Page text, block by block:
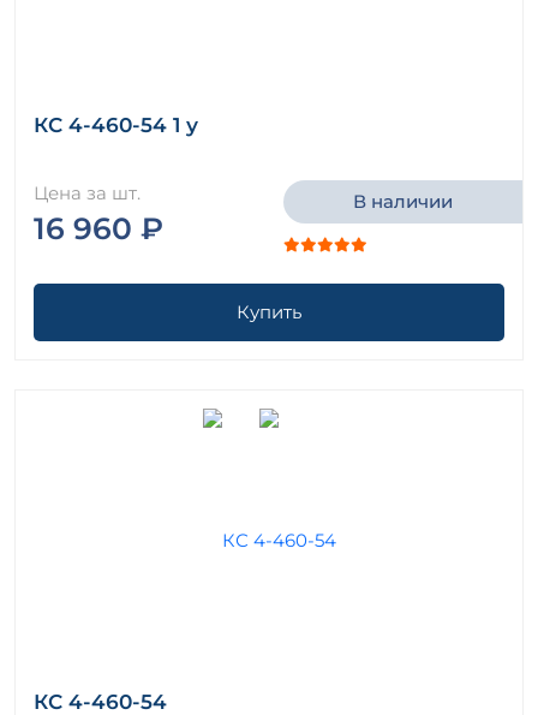
КС 4-460-54 1 у
Цена за шт.
16 960 ₽
В наличии
Купить
КС 4-460-54